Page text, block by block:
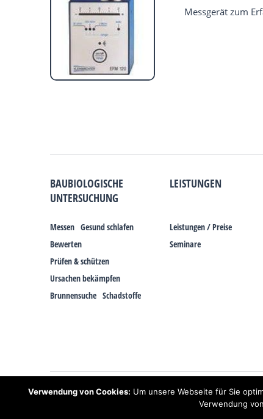
Messgerät zum
BAUBIOLOGISCHE
UNTERSUCHUNG
Messen Gesund schlafen
Bewerten
Prüfen & schützen
Ursachen bekämpfen
Brunnensuche Schadstoffe
LEISTUNGEN
Leistungen / Preise
Seminare
und Erdstrahlen gesundheitliche Auswirkungen haben können.
Verwendung von Cookies: Um unsere Webseite für Sie
Verwendung